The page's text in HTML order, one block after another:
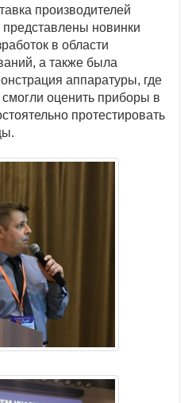
производителей
новинки
в области
а также была
аппаратуры, где
оценить приборы в
протестировать